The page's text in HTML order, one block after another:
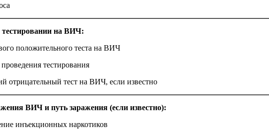
на ВИЧ:
по­ло­жи­тель­но­го тес­та на ВИЧ
тес­ти­ро­ва­ния
от­ри­ца­тель­ный тес­т на ВИЧ, ес­ли из­вест­но
ВИЧ и путь за­ра­же­ния (ес­ли из­вес­тно):
инъ­ек­ци­он­ных нар­ко­ти­ков